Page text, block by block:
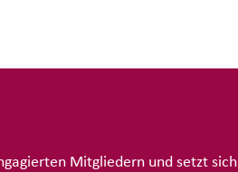
Mitgliedern und setzt sich